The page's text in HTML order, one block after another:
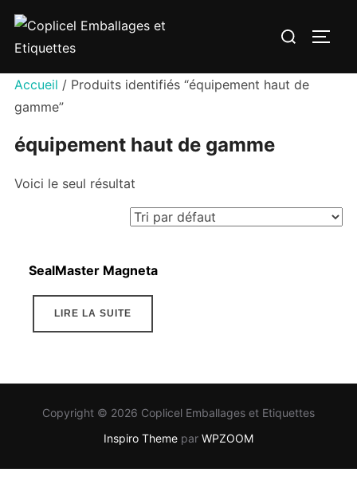
Aller
contenu
Rechercher :
Accueil / Produits identifiés “équipement haut de
gamme”
équipement haut de gamme
Voici le seul résultat
SealMaster Magneta
LIRE LA SUITE
Copyright © 2026 Coplicel Emballages et Etiquettes
Inspiro Theme par WPZOOM